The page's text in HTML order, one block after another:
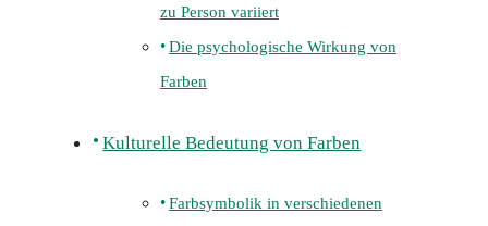
zu Person variiert
Die psychologische Wirkung von
Farben
Kulturelle Bedeutung von Farben
Farbsymbolik in verschiedenen